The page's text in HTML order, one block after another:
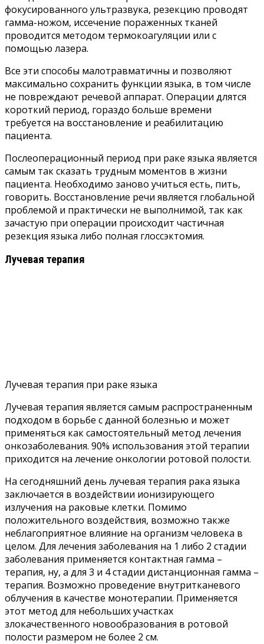
фокусированного ультразвука, резекцию проводят
гамма-ножом, иссечение пораженных тканей
проводится методом термокоагуляции или с
помощью лазера.
Все эти способы малотравматичны и позволяют
максимально сохранить функции языка, в том числе
не повреждают речевой аппарат. Операции длятся
короткий период, гораздо больше времени
требуется на восстановление и реабилитацию
пациента.
Послеоперационный период при раке языка является
самым так сказать трудным моментов в жизни
пациента. Необходимо заново учиться есть, пить,
говорить. Восстановление речи является глобальной
проблемой и практически не выполнимой, так как
зачастую при операции происходит частичная
резекция языка либо полная глоссэктомия.
Лучевая терапия
Лучевая терапия при раке языка
Лучевая терапия является самым распространенным
подходом в борьбе с данной болезнью и может
применяться как самостоятельный метод лечения
онкозаболевания. 90% использования этой терапии
приходится на лечение онкологии ротовой полости.
На сегодняшний день лучевая терапия рака языка
заключается в воздействии ионизирующего
излучения на раковые клетки. Помимо
положительного воздействия, возможно также
неблагоприятное влияние на организм человека в
целом. Для лечения заболевания на 1 либо 2 стадии
заболевания применяется контактная гамма –
терапия, ну, а для 3 и 4 стадии дистанционная гамма –
терапия. Возможно проведение внутритканевого
облучения в качестве монотерапии. Применяется
этот метод для небольших участках
злокачественного новообразования в ротовой
полости размером не более 2 см.